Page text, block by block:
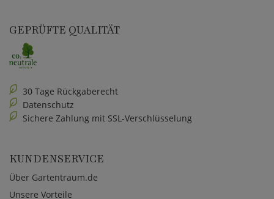
GEPRÜFTE QUALITÄT
30 Tage Rückgaberecht
Datenschutz
Sichere Zahlung mit SSL-Verschlüsselung
KUNDENSERVICE
Über Gartentraum.de
Unsere Vorteile